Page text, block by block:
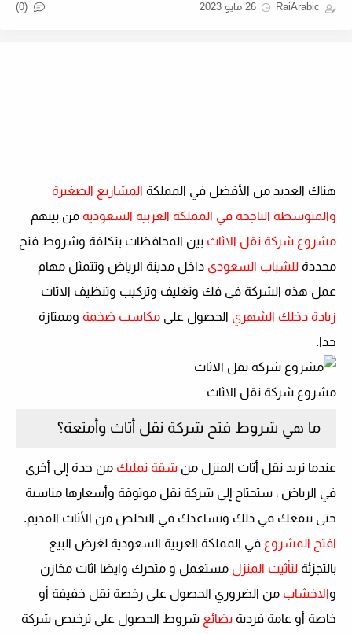
RaiArabic 26 مايو 2023 (0)
هناك العديد من الأفضل في المملكة المشاريع الصغيرة
والمتوسطة الناجحة في المملكة العربية السعودية من بينهم
مشروع شركة نقل الاثاث بين المحافظات بتكلفة وشروط فتح
محددة للشباب السعودي داخل مدينة الرياض وتتمثل مهام
عمل هذه الشركة في فك وتغليف وتركيب وتنظيف الاثاث
زيادة دخلك الشهري الحصول على مكاسب ضخمة وممتازة
جدا.
مشروع شركة نقل الاثاث
ما هي شروط فتح شركة نقل أثاث وأمتعة؟
عندما تريد نقل أثاث المنزل من شقة تمليك من جدة إلى أخرى
في الرياض ، ستحتاج إلى شركة نقل موثوقة وأسعارها مناسبة
حتى تنفعك في ذلك وتساعدك في التخلص من الأثاث القديم.
افتح المشروع في المملكة العربية السعودية لغرض البيع
بالتجزئة لتأثيث المنزل مستعمل و متحرك وايضا اثاث مخازن
والاخشاب من الضروري الحصول على رخصة نقل خفيفة أو
خاصة أو عامة فردية بضائع شروط الحصول على ترخيص شركة